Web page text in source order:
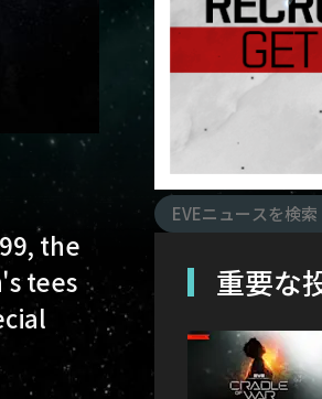
the
tees
重要な